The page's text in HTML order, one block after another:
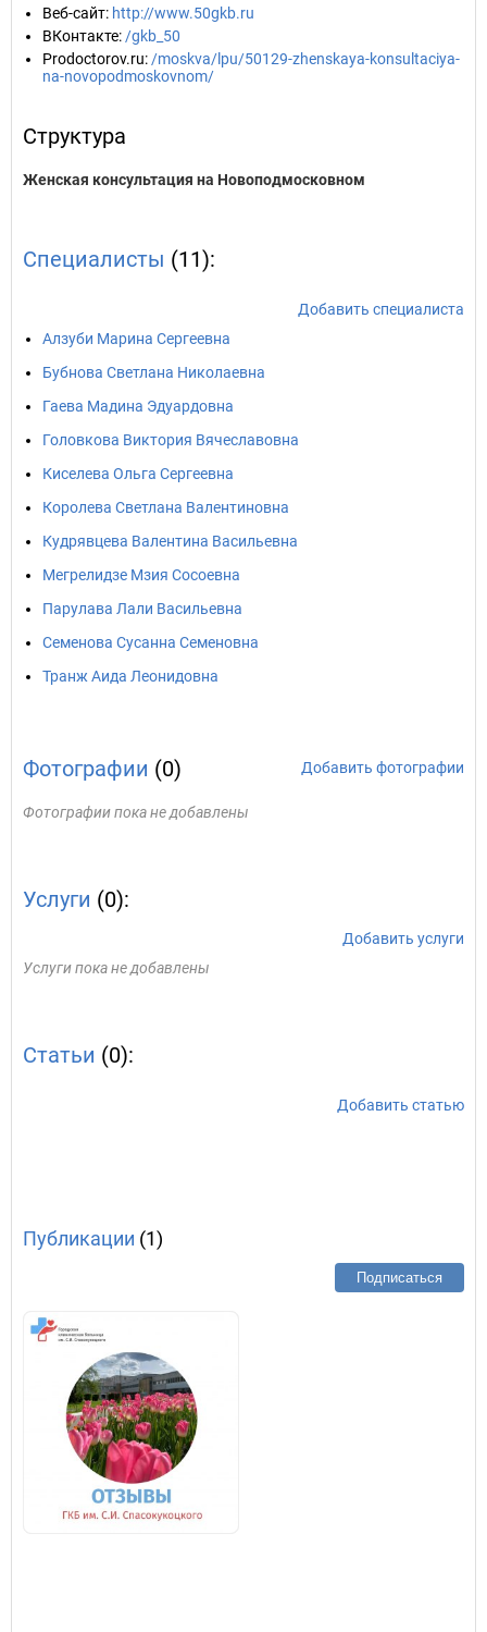
Веб-сайт: http://www.50gkb.ru
ВКонтакте: /gkb_50
Prodoctorov.ru: /moskva/lpu/50129-zhenskaya-konsultaciya-
na-novopodmoskovnom/
Структура
Женская консультация на Новоподмосковном
Специалисты (11):
Добавить специалиста
Алзуби Марина Сергеевна
Бубнова Светлана Николаевна
Гаева Мадина Эдуардовна
Головкова Виктория Вячеславовна
Киселева Ольга Сергеевна
Королева Светлана Валентиновна
Кудрявцева Валентина Васильевна
Мегрелидзе Мзия Сосоевна
Парулава Лали Васильевна
Семенова Сусанна Семеновна
Транж Аида Леонидовна
Фотографии (0) Добавить фотографии
Фотографии пока не добавлены
Услуги (0):
Добавить услуги
Услуги пока не добавлены
Статьи (0):
Добавить статью
Публикации (1)
Подписаться